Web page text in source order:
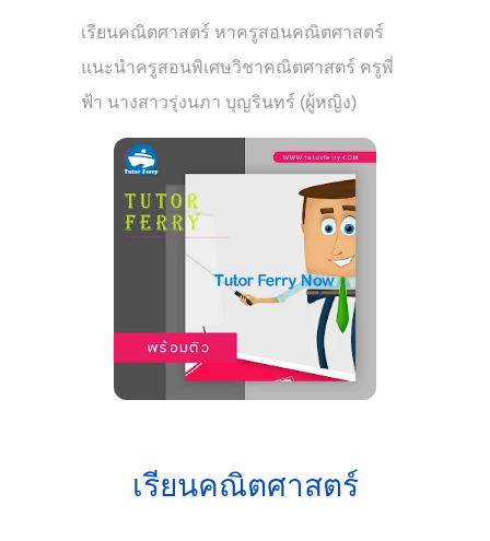
เรียนคณิตศาสตร์ หาครูสอนคณิตศาสตร์
แนะนำครูสอนพิเศษวิชาคณิตศาสตร์ ครูพี่
ฟ้า นางสาวรุ่งนภา บุญรินทร์ (ผู้หญิง)
เรียนคณิตศาสตร์